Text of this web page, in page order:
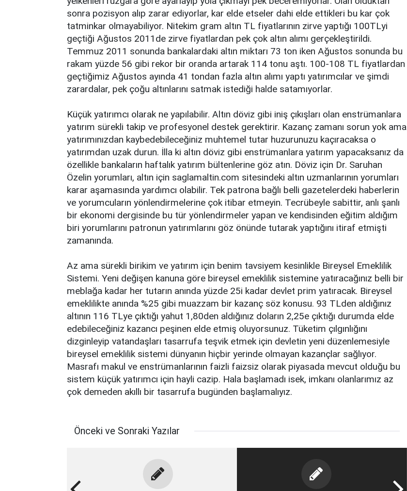
sonra pozisyon alıp zarar ediyorlar, kar elde etseler dahi elde ettikleri bu kar çok
tatminkar olmayabiliyor. Nitekim gram altın TL fiyatlarının zirve yaptığı 100TLyi
geçtiği Ağustos 2011de zirve fiyatlardan pek çok altın alımı gerçekleştirildi.
Temmuz 2011 sonunda bankalardaki altın miktarı 73 ton iken Ağustos sonunda bu
rakam yüzde 56 gibi rekor bir oranda artarak 114 tonu aştı. 100-108 TL fiyatlardan
geçtiğimiz Ağustos ayında 41 tondan fazla altın alımı yaptı yatırımcılar ve şimdi
zarardalar, pek çoğu altınlarını satmak istediği halde satamıyorlar.
Küçük yatırımcı olarak ne yapılabilir. Altın döviz gibi iniş çıkışları olan enstrümanlara
yatırım sürekli takip ve profesyonel destek gerektirir. Kazanç zamanı sorun yok ama
yatırımınızdan kaybedebileceğiniz muhtemel tutar huzurunuzu kaçıracaksa o
yatırımdan uzak durun. İlla ki altın döviz gibi enstrümanlara yatırım yapacaksanız da
özellikle bankaların haftalık yatırım bültenlerine göz atın. Döviz için Dr. Saruhan
Özelin yorumları, altın için saglamaltin.com sitesindeki altın uzmanlarının yorumları
karar aşamasında yardımcı olabilir. Tek patrona bağlı belli gazetelerdeki haberlerin
ve yorumcuların yönlendirmelerine çok itibar etmeyin. Tecrübeyle sabittir, anlı şanlı
bir ekonomi dergisinde bu tür yönlendirmeler yapan ve kendisinden eğitim aldığım
biri yorumlarını patronun yatırımlarını göz önünde tutarak yaptığını itiraf etmişti
zamanında.
Az ama sürekli birikim ve yatırım için benim tavsiyem kesinlikle Bireysel Emeklilik
Sistemi. Yeni değişen kanuna göre bireysel emeklilik sistemine yatıracağınız belli bir
meblağa kadar her tutarın anında yüzde 25i kadar devlet prim yatıracak. Bireysel
emeklilikte anında %25 gibi muazzam bir kazanç söz konusu. 93 TLden aldığınız
altının 116 TLye çıktığı yahut 1,80den aldığınız doların 2,25e çıktığı durumda elde
edebileceğiniz kazancı peşinen elde etmiş oluyorsunuz. Tüketim çılgınlığını
dizginleyip vatandaşları tasarrufa teşvik etmek için devletin yeni düzenlemesiyle
bireysel emeklilik sistemi dünyanın hiçbir yerinde olmayan kazançlar sağlıyor.
Masrafı makul ve enstrümanlarının faizli faizsiz olarak piyasada mevcut olduğu bu
sistem küçük yatırımcı için hayli cazip. Hala başlamadı isek, imkanı olanlarımız az
çok demeden akıllı bir tasarrufa bugünden başlamalıyız.
Önceki ve Sonraki Yazılar